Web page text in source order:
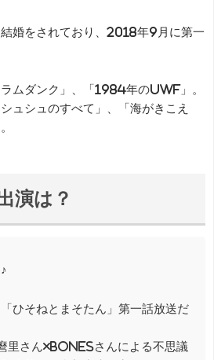
婚をされており、2018年9月に第一
ムダンク」、「1984年のUWF」。
ュシュのすべて」、「海がきこえ
演は？
ひそねとまそたん」第一話放送だ
里さん✖️BONESさんによる不思議